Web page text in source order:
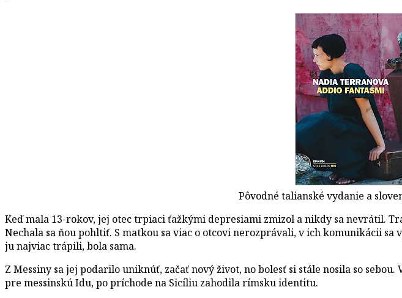
Pôvodné talianské vydanie a
Keď mala 13-rokov, jej otec trpiaci ťažkými depresiami zmizol a nikdy sa nevrátil.
Nechala sa ňou pohltiť. S matkou sa viac o otcovi nerozprávali, v ich komunikácii
ju najviac trápili, bola sama.
Z Messiny sa jej podarilo uniknúť, začať nový život, no bolesť si stále nosila so
pre messinskú Idu, po príchode na Sicíliu zahodila rímsku identitu.